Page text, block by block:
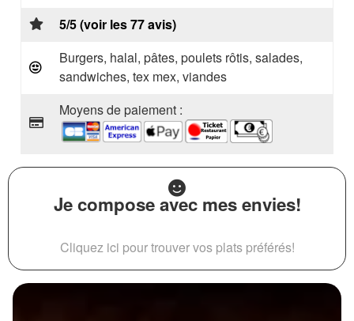
5/5 (voir les 77 avis)
Burgers, halal, pâtes, poulets rôtis, salades,
sandwiches, tex mex, viandes
Moyens de paiement :
Je compose avec mes envies!
Cliquez ici pour trouver vos plats préférés!